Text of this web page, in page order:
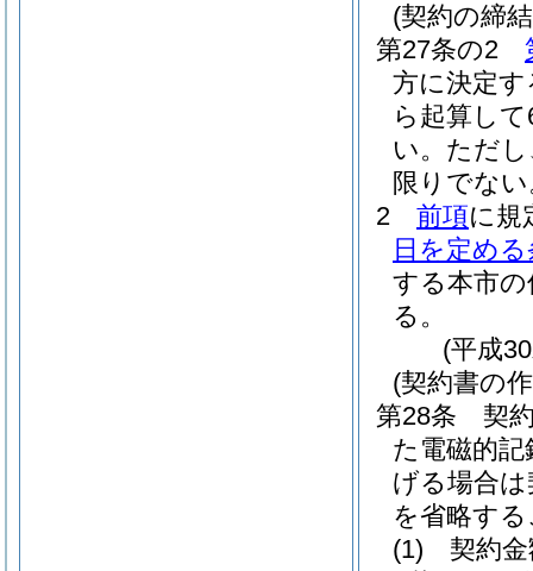
(契約の締
第27条の2
方に決定
ら起算し
い。 ただ
限りでな
2
前項に規
日を定め
する本市
る。
(平成
(契約書の
第28条
契
た電磁的
げる場合
を省略す
(1)
契約